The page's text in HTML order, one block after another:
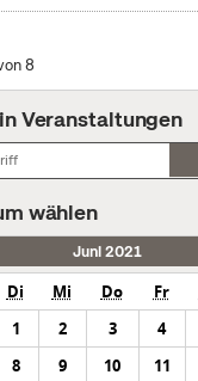
8
Veranstaltungen
wählen
Juni 2021
Di Mi Do Fr
1
2 3 4
8 9 10 11